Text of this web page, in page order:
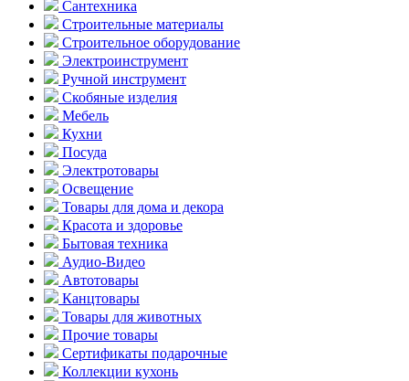
Сантехника
Строительные материалы
Строительное оборудование
Электроинструмент
Ручной инструмент
Скобяные изделия
Мебель
Кухни
Посуда
Электротовары
Освещение
Товары для дома и декора
Красота и здоровье
Бытовая техника
Аудио-Видео
Автотовары
Канцтовары
Товары для животных
Прочие товары
Сертификаты подарочные
Коллекции кухонь